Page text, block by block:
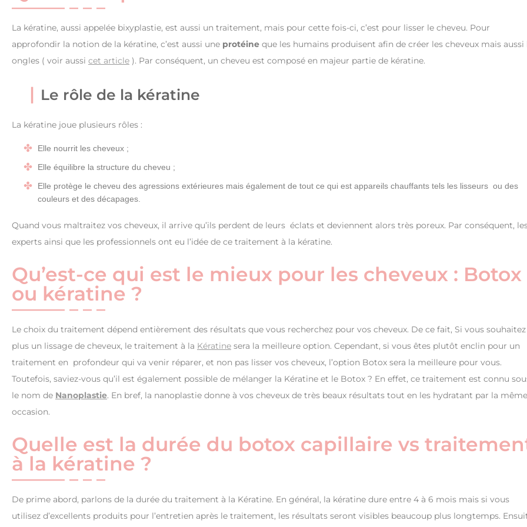
La kératine, aussi appelée bixyplastie, est aussi un traitement, mais pour cette fois-ci, c’est pour lisser le cheveu. Pour
approfondir la notion de la kératine, c’est aussi une protéine que les humains produisent afin de créer les cheveux mais aussi
ongles ( voir aussi cet article ). Par conséquent, un cheveu est composé en majeur partie de kératine.
Le rôle de la kératine
La kératine joue plusieurs rôles :
Elle nourrit les cheveux ;
Elle équilibre la structure du cheveu ;
Elle protège le cheveu des agressions extérieures mais également de tout ce qui est appareils chauffants tels les lisseurs ou des
couleurs et des décapages.
Quand vous maltraitez vos cheveux, il arrive qu’ils perdent de leurs éclats et deviennent alors très poreux. Par conséquent,
experts ainsi que les professionnels ont eu l’idée de ce traitement à la kératine.
Qu’est-ce qui est le mieux pour les cheveux : Botox
ou kératine ?
Le choix du traitement dépend entièrement des résultats que vous recherchez pour vos cheveux. De ce fait, Si vous souhaitez
plus un lissage de cheveux, le traitement à la Kératine sera la meilleure option. Cependant, si vous êtes plutôt enclin pour un
traitement en profondeur qui va venir réparer, et non pas lisser vos cheveux, l’option Botox sera la meilleure pour vous.
Toutefois, saviez-vous qu’il est également possible de mélanger la Kératine et le Botox ? En effet, ce traitement est connu
le nom de Nanoplastie. En bref, la nanoplastie donne à vos cheveux de très beaux résultats tout en les hydratant par la même
occasion.
Quelle est la durée du botox capillaire vs
à la kératine ?
De prime abord, parlons de la durée du traitement à la Kératine. En général, la kératine dure entre 4 à 6 mois mais si vous
utilisez d’excellents produits pour l’entretien après le traitement, les résultats seront visibles beaucoup plus longtemps.